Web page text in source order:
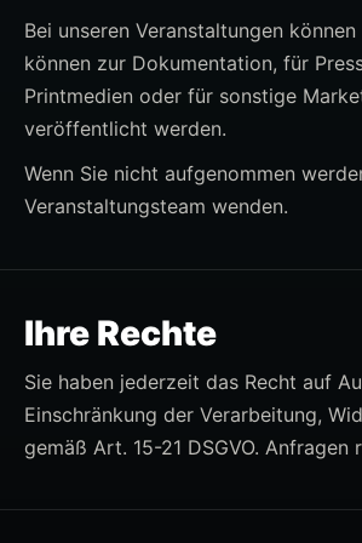
Bei unseren Veranstaltungen
können zur Dokumentation, für
Printmedien oder für sonstige
veröffentlicht werden.
Wenn Sie nicht aufgenommen
Veranstaltungsteam wenden.
Ihre Rechte
Sie haben jederzeit das Recht auf
Einschränkung der Verarbeitung,
gemäß Art. 15-21 DSGVO.